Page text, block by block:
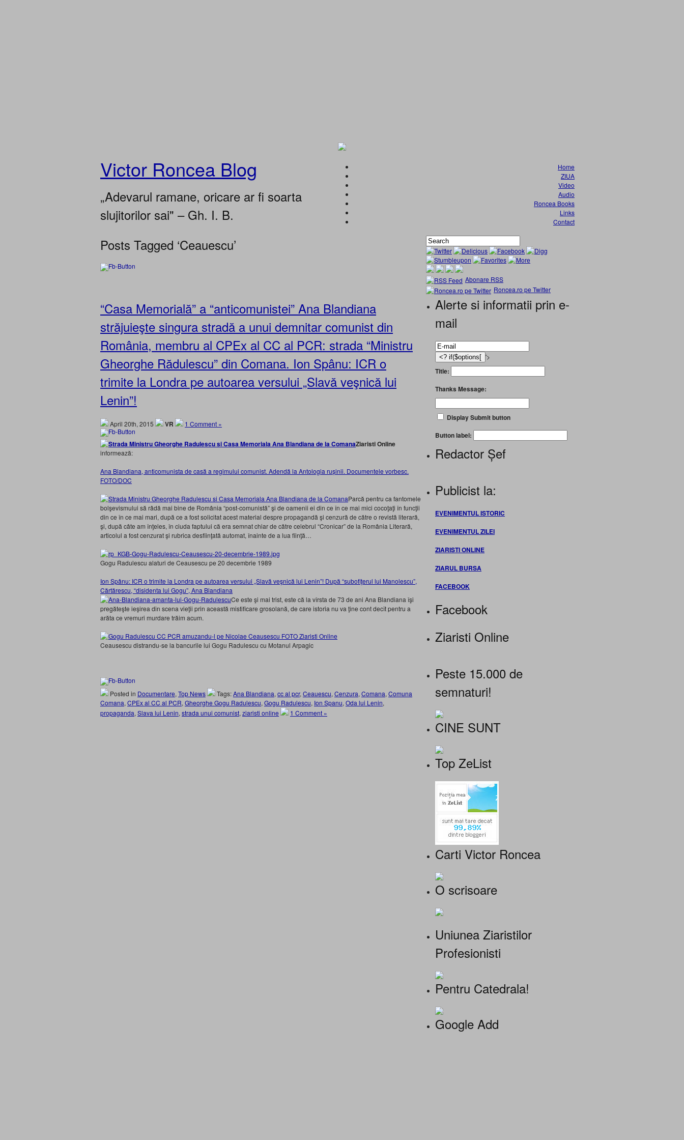
Victor Roncea Blog
„Adevarul ramane, oricare ar fi soarta
slujitorilor sai" – Gh. I. B.
Home
ZIUA
Video
Audio
Roncea Books
Links
Contact
Posts Tagged ‘Ceauescu’
“Casa Memorială” a “anticomunistei” Ana Blandiana
străjuieşte singura stradă a unui demnitar comunist din
România, membru al CPEx al CC al PCR: strada “Ministru
Gheorghe Rădulescu” din Comana. Ion Spânu: ICR o
trimite la Londra pe autoarea versului „Slavă veşnică lui
Lenin”!
April 20th, 2015 VR 1 Comment »
Ziaristi Online
informează:
Ana Blandiana, anticomunista de casă a regimului comunist. Adendă la Antologia rușinii. Documentele vorbesc.
FOTO/DOC
Parcă pentru ca fantomele
bolşevismului să râdă mai bine de România “post-comunistă” şi de oamenii ei din ce în ce mai mici cocoţaţi în funcţii
din ce în ce mai mari, după ce a fost solicitat acest material despre propagandă şi cenzură de către o revistă literară,
şi, după câte am înţeles, în ciuda faptului că era semnat chiar de către celebrul “Cronicar” de la România Literară,
articolul a fost cenzurat şi rubrica desfiinţată automat, înainte de a lua fiinţă…
Gogu Radulescu alaturi de Ceausescu pe 20 decembrie 1989
Ion Spânu: ICR o trimite la Londra pe autoarea versului „Slavă veşnică lui Lenin”! După “subofiţerul lui Manolescu”,
Cărtărescu, “disidenta lui Gogu”, Ana Blandiana
Ce este şi mai trist, este că la vîrsta de 73 de ani Ana Blandiana îşi
pregăteşte ieşirea din scena vieţii prin această mistificare grosolană, de care istoria nu va ţine cont decît pentru a
arăta ce vremuri murdare trăim acum.
Ceausescu distrandu-se la bancurile lui Gogu Radulescu cu Motanul Arpagic
Posted in Documentare, Top News Tags:Ana Blandiana, cc al pcr, Ceauescu, Cenzura, Comana, Comuna
Comana, CPEx al CC al PCR, Gheorghe Gogu Radulescu, Gogu Radulescu, Ion Spanu, Oda lui Lenin,
propaganda, Slava lui Lenin, strada unui comunist, ziaristi online 1 Comment »
Abonare RSS
Roncea.ro pe Twitter
Alerte si informatii prin e-
mail
'>
Title:
Thanks Message:
Display Submit button
Button label:
Redactor Șef
Publicist la:
EVENIMENTUL ISTORIC
EVENIMENTUL ZILEI
ZIARISTI ONLINE
ZIARUL BURSA
FACEBOOK
Facebook
Ziaristi Online
Peste 15.000 de
semnaturi!
CINE SUNT
Top ZeList
Carti Victor Roncea
O scrisoare
Uniunea Ziaristilor
Profesionisti
Pentru Catedrala!
Google Add